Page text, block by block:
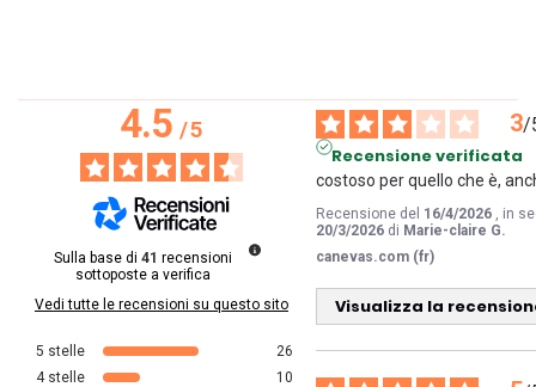
4.5/5
Sulla base di 41 recensioni
sottoposte a verifica
Vedi tutte le recensioni su questo sito
5 stelle
26
4 stelle 10
3/
Recensione verificata
costoso per quello che è,
Recensione del 16/4/2026
, in
20/3/2026 di Marie-claire G.
canevas.com (fr)
Visualizza la